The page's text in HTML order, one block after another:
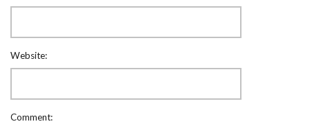
Website:
Comment: